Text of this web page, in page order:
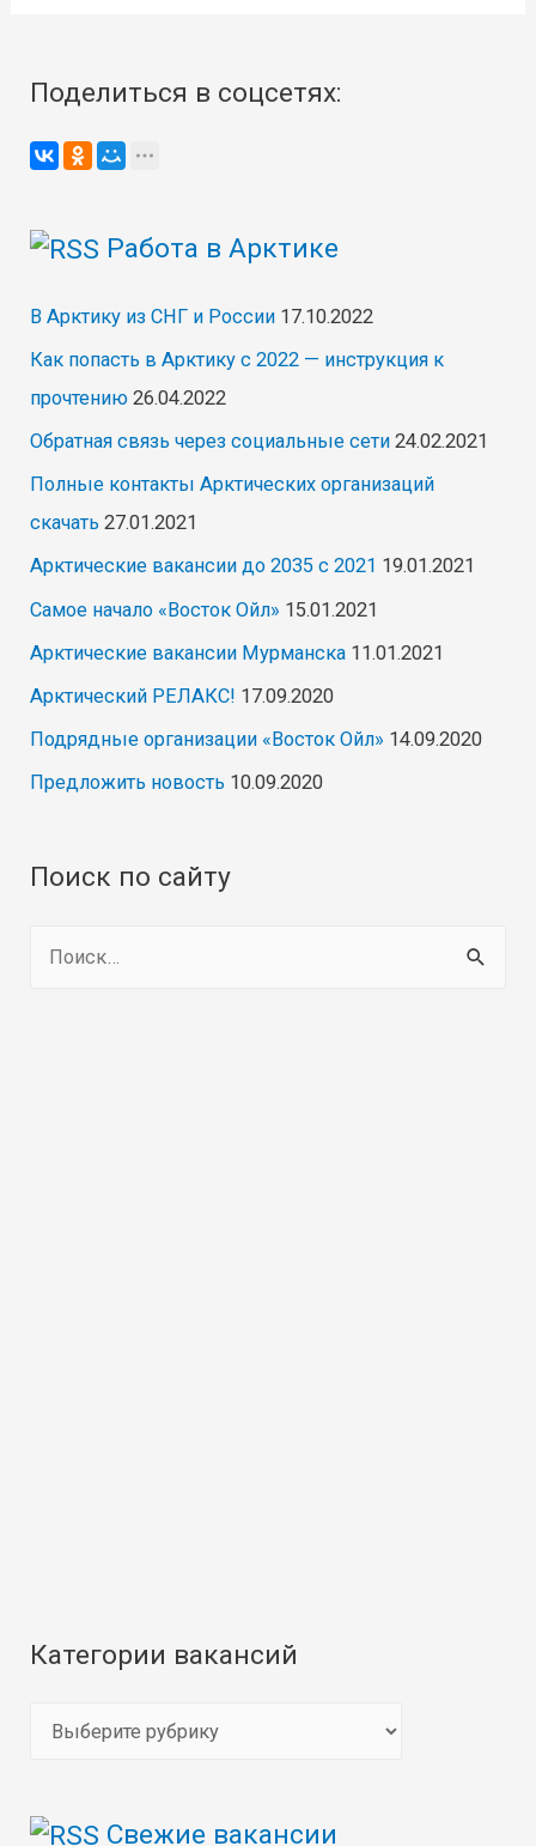
Поделиться в соцсетях:
Работа в Арктике
В Арктику из СНГ и России 17.10.2022
Как попасть в Арктику с 2022 — инструкция к
прочтению 26.04.2022
Обратная связь через социальные сети 24.02.2021
Полные контакты Арктических организаций
скачать 27.01.2021
Арктические вакансии до 2035 с 2021 19.01.2021
Самое начало «Восток Ойл» 15.01.2021
Арктические вакансии Мурманска 11.01.2021
Арктический РЕЛАКС! 17.09.2020
Подрядные организации «Восток Ойл» 14.09.2020
Предложить новость 10.09.2020
Поиск по сайту
Категории вакансий
е
Свежие вакансии